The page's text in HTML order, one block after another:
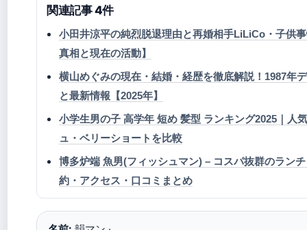
関連記事 4件
小田井涼平の純烈脱退理由と再婚相手LiLiCo・子供
真相と現在の活動】
横山めぐみの現在・結婚・経歴を徹底解説！1987年
と最新情報【2025年】
小学生男の子 高学年 短め 髪型 ランキング2025｜人
ュ・ベリーショートを比較
博多炉端 魚男(フィッシュマン) – コスパ抜群のラン
約・アクセス・口コミまとめ